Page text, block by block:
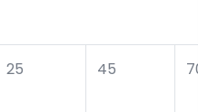
25 45